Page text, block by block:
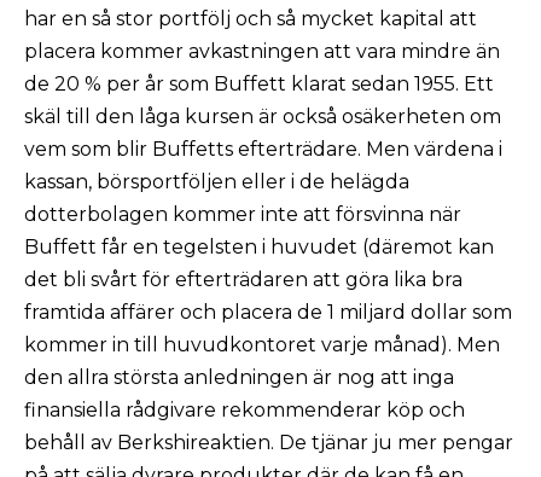
har en så stor portfölj och så mycket kapital att
placera kommer avkastningen att vara mindre än
de 20 % per år som Buffett klarat sedan 1955. Ett
skäl till den låga kursen är också osäkerheten om
vem som blir Buffetts efterträdare. Men värdena i
kassan, börsportföljen eller i de helägda
dotterbolagen kommer inte att försvinna när
Buffett får en tegelsten i huvudet (däremot kan
det bli svårt för efterträdaren att göra lika bra
framtida affärer och placera de 1 miljard dollar som
kommer in till huvudkontoret varje månad). Men
den allra största anledningen är nog att inga
finansiella rådgivare rekommenderar köp och
behåll av Berkshireaktien. De tjänar ju mer pengar